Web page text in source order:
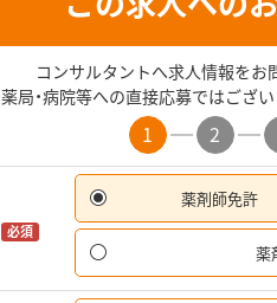
コンサルタントへ求人情報をお
薬局・病院等への直接応募ではござ
1 2
必須
薬剤師免許
薬